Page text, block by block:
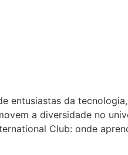
entusiastas da
a diversidade no
Club: onde